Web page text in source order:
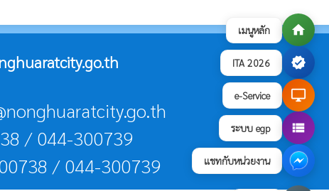
เมนูหลัก home
ITA 2026 verified
e-Service desktop_windows
ระบบ egp view_list
แชทกับหน่วยงาน
/ 044-300739
/ 044-300739